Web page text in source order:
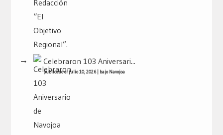
Celebraron 103 Aniversari...
publicado el julio 10, 2026| bajoNavojoa